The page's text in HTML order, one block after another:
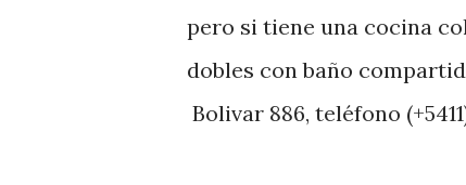
pero si tiene una cocina
dobles con baño
Bolivar 886, teléfono